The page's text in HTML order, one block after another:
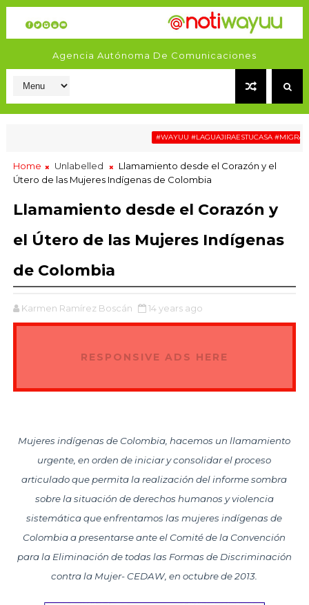
Agencia Autónoma De Comunicaciones
#WAYUU #LAGUAJIRAESTUCASA #MIGRACIÓN
Home Unlabelled
Llamamiento desde el Corazón y el
Útero de las Mujeres Indígenas de Colombia
Llamamiento desde el Corazón y
el Útero de las Mujeres Indígenas
de Colombia
Karmen Ramírez Boscán 14 years ago
RESPONSIVE ADS HERE
Mujeres indígenas de Colombia, hacemos un llamamiento
urgente, en orden de iniciar y consolidar el proceso
articulado que permita la realización del informe sombra
sobre la situación de derechos humanos y violencia
sistemática que enfrentamos las mujeres indígenas de
Colombia a presentarse ante el Comité de la Convención
para la Eliminación de todas las Formas de Discriminación
contra la Mujer- CEDAW, en octubre de 2013.